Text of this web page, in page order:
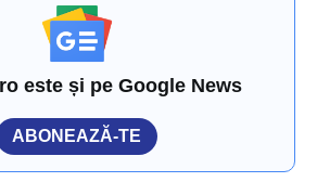
este și pe Google News
ABONEAZĂ-TE